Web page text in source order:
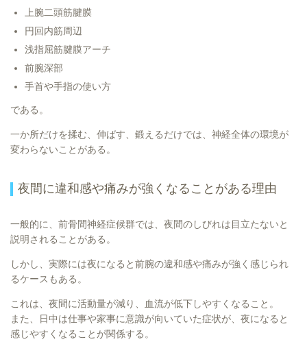
上腕二頭筋腱膜
円回内筋周辺
浅指屈筋腱膜アーチ
前腕深部
手首や手指の使い方
である。
一か所だけを揉む、伸ばす、鍛えるだけでは、神経全体の環境が
変わらないことがある。
夜間に違和感や痛みが強くなることがある理由
一般的に、前骨間神経症候群では、夜間のしびれは目立たないと
説明されることがある。
しかし、実際には夜になると前腕の違和感や痛みが強く感じられ
るケースもある。
これは、夜間に活動量が減り、血流が低下しやすくなること。
また、日中は仕事や家事に意識が向いていた症状が、夜になると
感じやすくなることが関係する。